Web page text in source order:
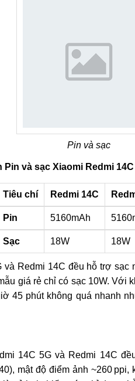
Pin và sạc
Pin và sạc Xiaomi Redmi
Tiêu chí Redmi 14C
Pin 5160mAh
Sạc 18W 18W
Redmi 14C đều hỗ trợ sạc
giá rẻ chỉ có sạc 10W. Với
45 phút không quá nhanh
14C 5G và Redmi 14C
mật độ điểm ảnh ~260